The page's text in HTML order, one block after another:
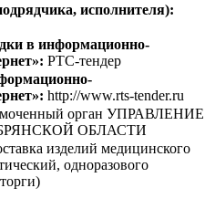
исполнителя):
в информационно-
РТС-тендер
http://www.rts-tender.ru
орган УПРАВЛЕНИЕ
ОБЛАСТИ
изделий медицинского
одноразового